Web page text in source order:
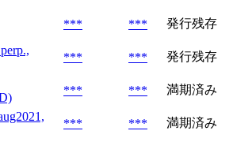
*** ***
発行残存
*** ***
発行残存
*** ***
満期済み
*** ***
満期済み